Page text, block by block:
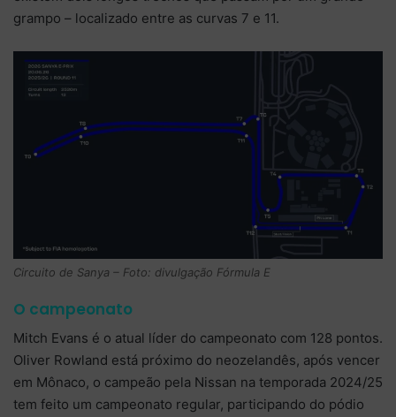
grampo – localizado entre as curvas 7 e 11.
Circuito de Sanya – Foto: divulgação Fórmula E
O campeonato
Mitch Evans é o atual líder do campeonato com 128 pontos.
Oliver Rowland está próximo do neozelandês, após vencer
em Mônaco, o campeão pela Nissan na temporada 2024/25
tem feito um campeonato regular, participando do pódio